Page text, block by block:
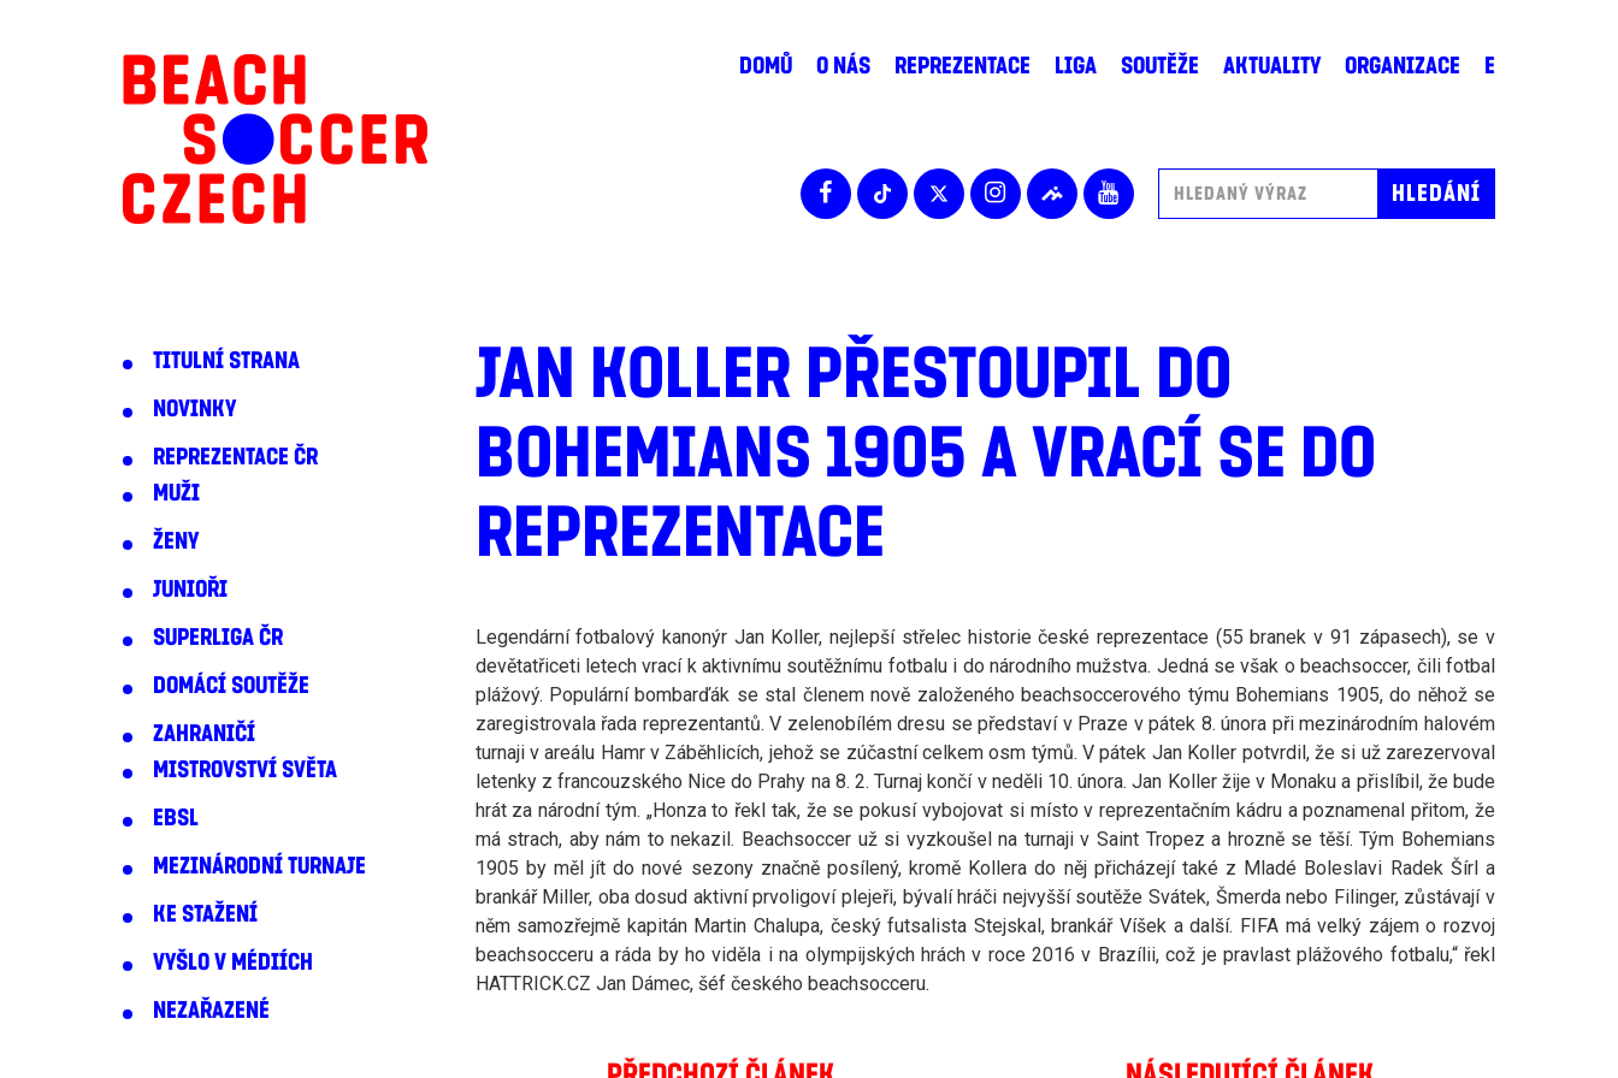
DOMŮ O NÁS REPREZENTACE LIGA SOUTĚŽE AKTUALITY ORGANIZACE E
TITULNÍ STRANA
NOVINKY
REPREZENTACE ČR
MUŽI
ŽENY
JUNIOŘI
SUPERLIGA ČR
DOMÁCÍ SOUTĚŽE
ZAHRANIČÍ
MISTROVSTVÍ SVĚTA
EBSL
MEZINÁRODNÍ TURNAJE
KE STAŽENÍ
VYŠLO V MÉDIÍCH
NEZAŘAZENÉ
JAN KOLLER PŘESTOUPIL DO
BOHEMIANS 1905 A VRACÍ SE DO
REPREZENTACE
Legendární fotbalový kanonýr Jan Koller, nejlepší střelec historie české reprezentace (55 branek v 91 zápasech), se v
devětatřiceti letech vrací k aktivnímu soutěžnímu fotbalu i do národního mužstva. Jedná se však o beachsoccer, čili fotbal
plážový. Populární bombarďák se stal členem nově založeného beachsoccerového týmu Bohemians 1905, do něhož se
zaregistrovala řada reprezentantů. V zelenobílém dresu se představí v Praze v pátek 8. února při mezinárodním halovém
turnaji v areálu Hamr v Záběhlicích, jehož se zúčastní celkem osm týmů. V pátek Jan Koller potvrdil, že si už zarezervoval
letenky z francouzského Nice do Prahy na 8. 2. Turnaj končí v neděli 10. února. Jan Koller žije v Monaku a přislíbil, že bude
hrát za národní tým. „Honza to řekl tak, že se pokusí vybojovat si místo v reprezentačním kádru a poznamenal přitom, že
má strach, aby nám to nekazil. Beachsoccer už si vyzkoušel na turnaji v Saint Tropez a hrozně se těší. Tým Bohemians
1905 by měl jít do nové sezony značně posílený, kromě Kollera do něj přicházejí také z Mladé Boleslavi Radek Šírl a
brankář Miller, oba dosud aktivní prvoligoví plejeři, bývalí hráči nejvyšší soutěže Svátek, Šmerda nebo Filinger, zůstávají v
něm samozřejmě kapitán Martin Chalupa, český futsalista Stejskal, brankář Víšek a další. FIFA má velký zájem o rozvoj
beachsocceru a ráda by ho viděla i na olympijských hrách v roce 2016 v Brazílii, což je pravlast plážového fotbalu,“ řekl
HATTRICK.CZ Jan Dámec, šéf českého beachsocceru.